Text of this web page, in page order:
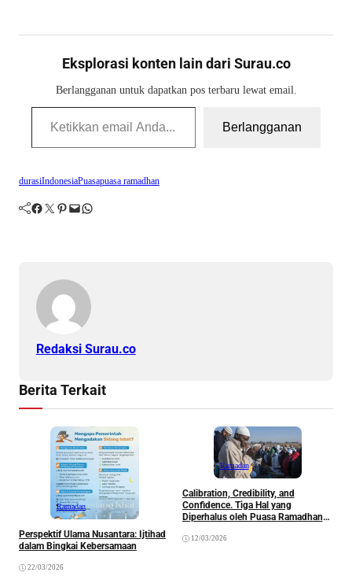
Eksplorasi konten lain dari Surau.co
Berlangganan untuk dapatkan pos terbaru lewat email.
Ketikkan email Anda...
Berlangganan
durasiIndonesiaPuasapuasa ramadhan
Facebook Twitter Pinterest Mail WhatsApp
Redaksi Surau.co
Berita Terkait
Ramadan
Perspektif Ulama Nusantara: Ijtihad
dalam Bingkai Kebersamaan
22/03/2026
Ramadan
Calibration, Credibility, and
Confidence. Tiga Hal yang
Diperhalus oleh Puasa Ramadhan
12/03/2026